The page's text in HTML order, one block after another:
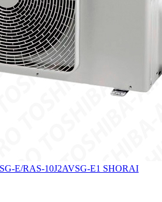
E/RAS-10J2AVSG-E1 SHORAI